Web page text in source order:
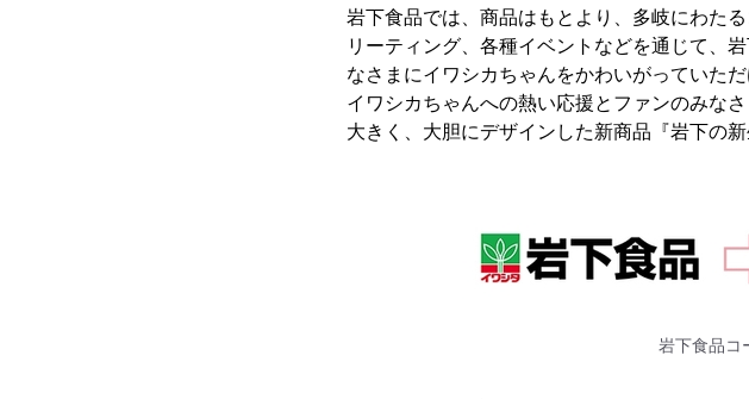
岩下食品では、商品はもとより、多岐にわた
リーティング、各種イベントなどを通じて、
なさまにイワシカちゃんをかわいがっていた
イワシカちゃんへの熱い応援とファンのみな
大きく、大胆にデザインした新商品『岩下の
岩下食品コ